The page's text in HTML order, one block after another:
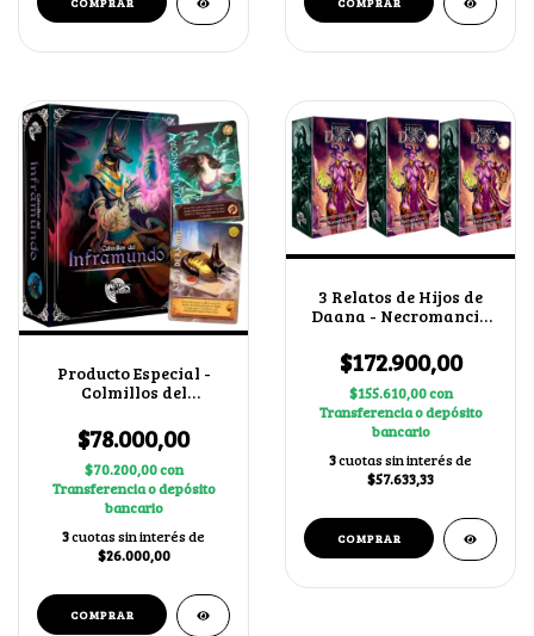
Producto Especial -
Colmillos del
$78.000,00
$70.200,00con
Transferencia o depósito
bancario
3cuotas sin interés de
$26.000,00
3 Relatos de Hijos de
Daana - Necromancia
azar
$172.900,00
$155.610,00con
Transferencia o depósito
bancario
3cuotas sin interés de
$57.633,33